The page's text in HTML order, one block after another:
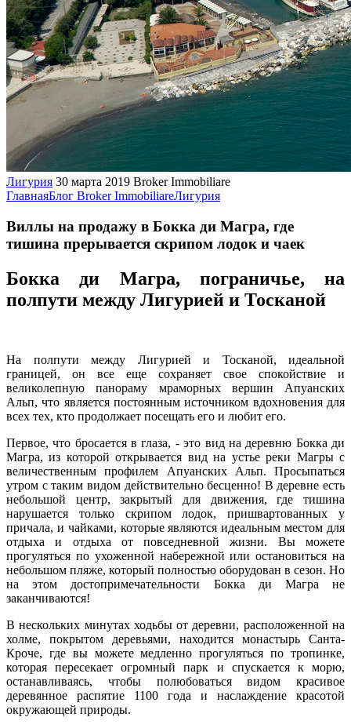
Лигурия 30 марта 2019 Broker Immobiliare
ГлавнаяБлог Broker ImmobiliareЛигурия
Виллы на продажу в Бокка ди Магра, где
тишина прерывается скрипом лодок и чаек
Бокка ди Магра, пограничье, на
полпути между Лигурией и Тосканой
На полпути между Лигурией и Тосканой, идеальной
границей, он все еще сохраняет свое спокойствие и
великолепную панораму мраморных вершин Апуанских
Альп, что является постоянным источником вдохновения для
всех тех, кто продолжает посещать его и любит его.
Первое, что бросается в глаза, - это вид на деревню Бокка ди
Магра, из которой открывается вид на устье реки Магры с
величественным профилем Апуанских Альп. Просыпаться
утром с таким видом действительно бесценно! В деревне есть
небольшой центр, закрытый для движения, где тишина
нарушается только скрипом лодок, пришвартованных у
причала, и чайками, которые являются идеальным местом для
отдыха и отдыха от повседневной жизни. Вы можете
прогуляться по ухоженной набережной или остановиться на
небольшом пляже, который полностью оборудован в сезон. Но
на этом достопримечательности Бокка ди Магра не
заканчиваются!
В нескольких минутах ходьбы от деревни, расположенной на
холме, покрытом деревьями, находится монастырь Санта-
Кроче, где вы можете медленно прогуляться по тропинке,
которая пересекает огромный парк и спускается к морю,
останавливаясь, чтобы полюбоваться видом красивое
деревянное распятие 1100 года и наслаждение красотой
окружающей природы.